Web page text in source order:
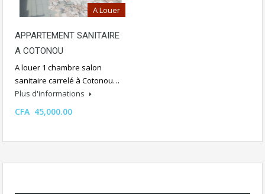
A Louer
APPARTEMENT SANITAIRE
A COTONOU
A louer 1 chambre salon
sanitaire carrelé à Cotonou…
Plus d'informations
CFA 45,000.00